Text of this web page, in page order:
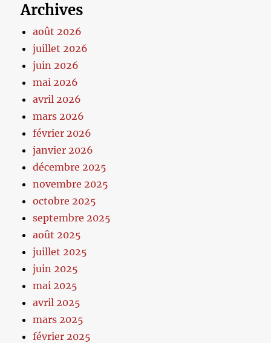
Archives
août 2026
juillet 2026
juin 2026
mai 2026
avril 2026
mars 2026
février 2026
janvier 2026
décembre 2025
novembre 2025
octobre 2025
septembre 2025
août 2025
juillet 2025
juin 2025
mai 2025
avril 2025
mars 2025
février 2025